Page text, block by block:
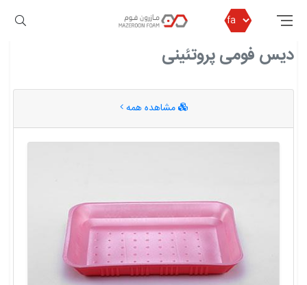
مازرون فوم دیس فومی پروتئینی
دیس فومی پروتئینی
مشاهده همه